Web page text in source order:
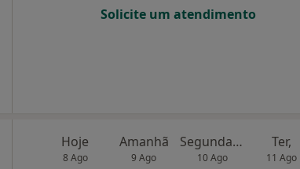
Solicite um atendimento
Hoje
8 Ago
Amanhã
9 Ago
Segunda-feira
10 Ago
Ter,
11 Ago